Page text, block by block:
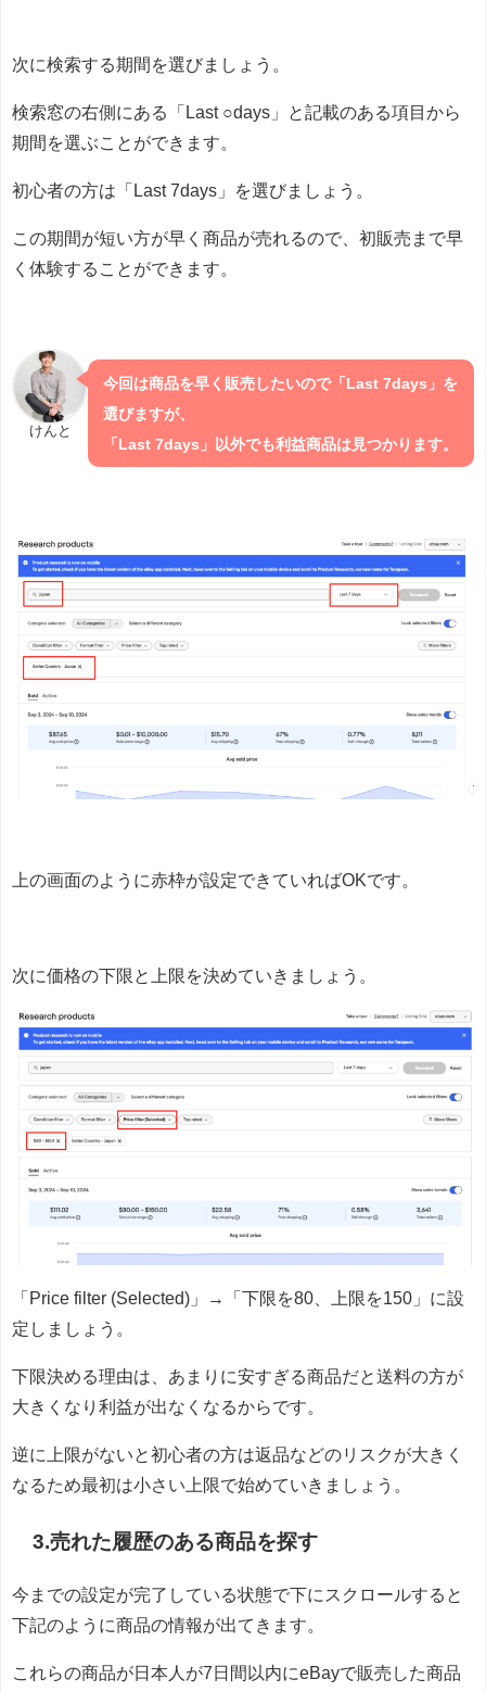
次に検索する期間を選びましょう。
検索窓の右側にある「Last ○days」と記載のある項目から
期間を選ぶことができます。
初心者の方は「Last 7days」を選びましょう。
この期間が短い方が早く商品が売れるので、初販売まで早
く体験することができます。
けんと
今回は商品を早く販売したいので「Last 7days」を
選びますが、
「Last 7days」以外でも利益商品は見つかります。
上の画面のように赤枠が設定できていればOKです。
次に価格の下限と上限を決めていきましょう。
「Price filter (Selected)」→「下限を80、上限を150」に設
定しましょう。
下限決める理由は、あまりに安すぎる商品だと送料の方が
大きくなり利益が出なくなるからです。
逆に上限がないと初心者の方は返品などのリスクが大きく
なるため最初は小さい上限で始めていきましょう。
3.売れた履歴のある商品を探す
今までの設定が完了している状態で下にスクロールすると
下記のように商品の情報が出てきます。
これらの商品が日本人が7日間以内にeBayで販売した商品